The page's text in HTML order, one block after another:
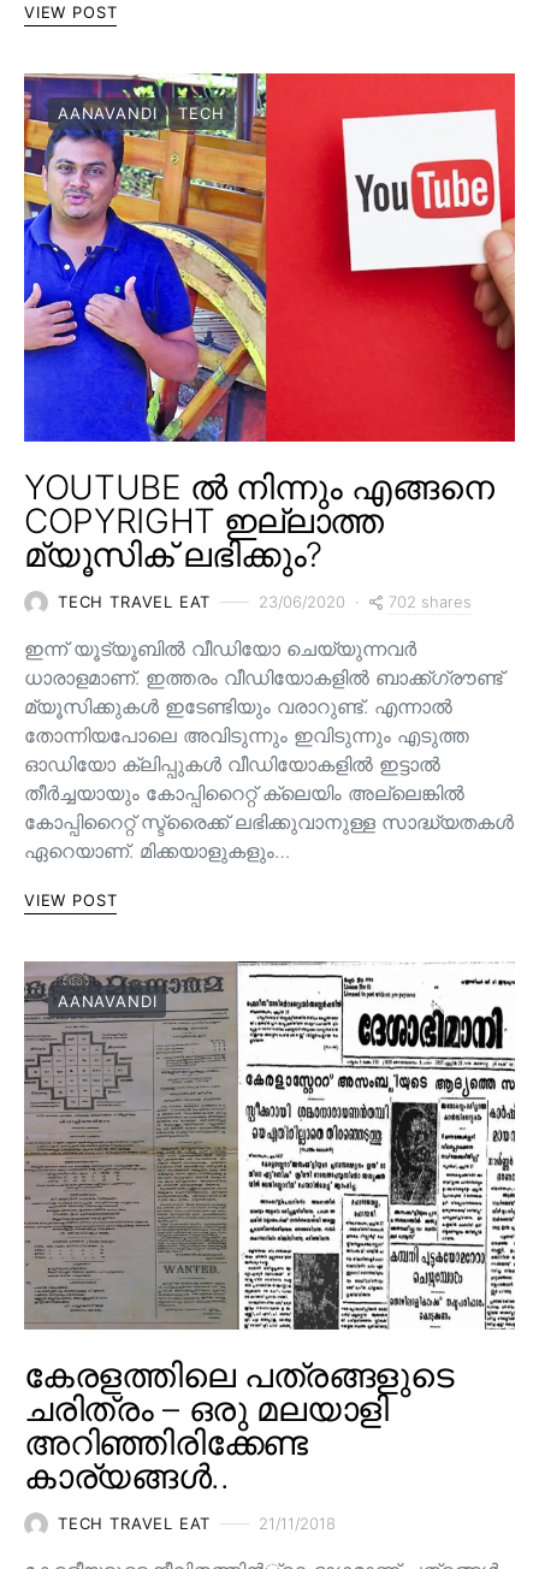
VIEW POST
AANAVANDI TECH
YOUTUBE ൽ നിന്നും എങ്ങനെ
COPYRIGHT ഇല്ലാത്ത
മ്യൂസിക് ലഭിക്കും?
TECH TRAVEL EAT 23/06/2020 702 shares
ഇന്ന് യൂട്യൂബിൽ വീഡിയോ ചെയ്യുന്നവർ
ധാരാളമാണ്. ഇത്തരം വീഡിയോകളിൽ ബാക്ക്ഗ്രൗണ്ട്
മ്യൂസിക്കുകൾ ഇടേണ്ടിയും വരാറുണ്ട്. എന്നാൽ
തോന്നിയപോലെ അവിടുന്നും ഇവിടുന്നും എടുത്ത
ഓഡിയോ ക്ലിപ്പുകൾ വീഡിയോകളിൽ ഇട്ടാൽ
തീർച്ചയായും കോപ്പിറൈറ്റ് ക്ലെയിം അല്ലെങ്കിൽ
കോപ്പിറൈറ്റ് സ്ട്രൈക്ക് ലഭിക്കുവാനുള്ള സാദ്ധ്യതകൾ
ഏറെയാണ്. മിക്കയാളുകളും…
VIEW POST
AANAVANDI
കേരളത്തിലെ പത്രങ്ങളുടെ
ചരിത്രം – ഒരു മലയാളി
അറിഞ്ഞിരിക്കേണ്ട
കാര്യങ്ങൾ..
TECH TRAVEL EAT 21/11/2018